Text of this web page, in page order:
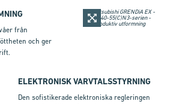
från
och ger
ELEKTRONISK VARVTALSSTYRNING
Den sofistikerade elektroniska regleringen